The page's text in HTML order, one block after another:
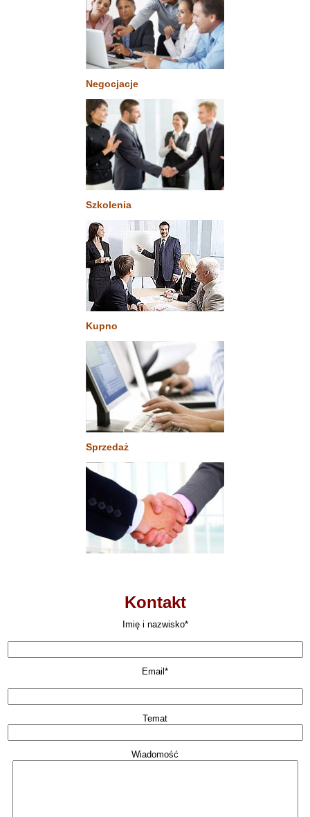
Negocjacje
Szkolenia
Kupno
Sprzedaż
Kontakt
Imię i nazwisko*
Email*
Temat
Wiadomość